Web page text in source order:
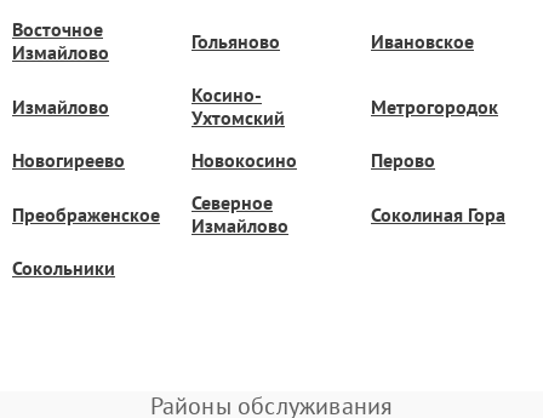
Восточное
Измайлово
Гольяново Ивановское
Измайлово
Косино-
Ухтомский
Метрогородок
Новогиреево Новокосино Перово
Преображенское
Северное
Измайлово
Соколиная Гора
Сокольники
Районы обслуживания